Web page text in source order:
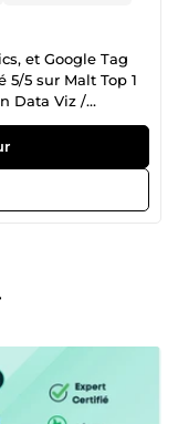
et Google Tag
5/5 sur Malt Top 1
Data Viz /
6 ans,
leur data grâce à
et des
de missions
moi : 📊
Matomo,
boutique
Mise en
connecteurs
Supermetrics,
: consolidation